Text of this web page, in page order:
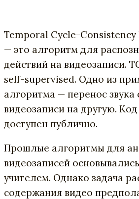
Temporal Cycle-Consistency
— это алгоритм для
действий на видеозаписи.
self-supervised. Одно из
алгоритма — перенос звука
видеозаписи на другую.
доступен публично.
Прошлые алгоритмы для
видеозаписей
учителем. Однако задача
содержания видео